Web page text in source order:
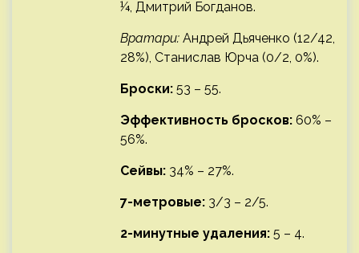
¼, Дмитрий Богданов.
Вратари: Андрей Дьяченко (12/42,
28%), Станислав Юрча (0/2, 0%).
Броски: 53 – 55.
Эффективность бросков: 60% –
56%.
Сейвы: 34% – 27%.
7-метровые: 3/3 – 2/5.
2-минутные удаления: 5 – 4.